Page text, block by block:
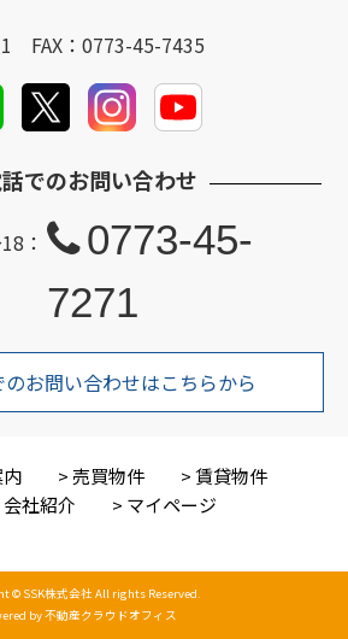
FAX：0773-45-7435
でのお問い合わせ
：
0773-45-
7271
のお問い合わせはこちらから
売買物件
賃貸物件
会社紹介
マイページ
© SSK株式会社 All rights Reserved.
by 不動産クラウドオフィス